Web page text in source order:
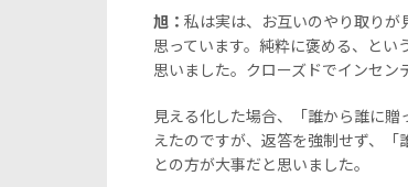
旭： 私は実は、お互いのやり取りが
思っています。純粋に褒める、とい
思いました。クローズドでインセン
見える化した場合、「誰から誰に
えたのですが、返答を強制せず、
との方が大事だと思いました。